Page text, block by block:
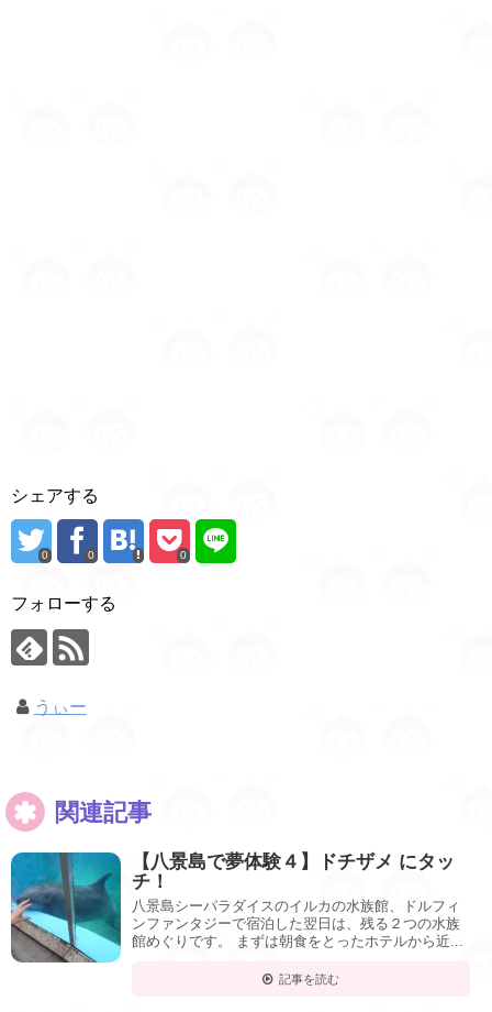
シェアする
0 0 0
フォローする
うぃー
関連記事
【八景島で夢体験４】ドチザメ にタッ
チ！
八景島シーパラダイスのイルカの水族館、ドルフィ
ンファンタジーで宿泊した翌日は、残る２つの水族
館めぐりです。 まずは朝食をとったホテルから近...
記事を読む